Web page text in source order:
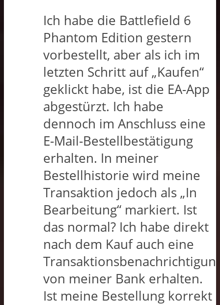
Ich habe die Battlefield 6
Phantom Edition gestern
vorbestellt, aber als ich im
letzten Schritt auf „Kaufen“
geklickt habe, ist die EA-App
abgestürzt. Ich habe
dennoch im Anschluss eine
E-Mail-Bestellbestätigung
erhalten. In meiner
Bestellhistorie wird meine
Transaktion jedoch als „In
Bearbeitung“ markiert. Ist
das normal? Ich habe direkt
nach dem Kauf auch eine
von meiner Bank erhalten.
Ist meine Bestellung korrekt